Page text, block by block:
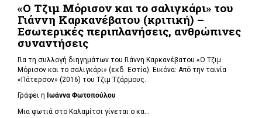
«Ο Τζιμ Μόρισον και το σαλιγκάρι» του
Γιάννη Καρκανέβατου (κριτική) –
Εσωτερικές περιπλανήσεις, ανθρώπινες
συναντήσεις
Για τη συλλογή διηγημάτων του Γιάννη Καρκανέβατου «Ο Τζιμ
Μόρισον και το σαλιγκάρι» (εκδ. Εστία). Εικόνα: Από την ταινία
«Πάτερσον» (2016) του Τζιμ Τζάρμους.
Γράφει η Ιωάννα Φωτοπούλου
Μια φωτιά στο Καλαμίτσι γίνεται ο κα...